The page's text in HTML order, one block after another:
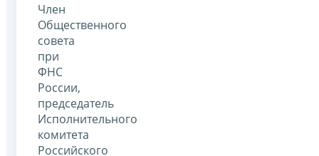
Член
Общественного
совета
при
ФНС
России,
председатель
Исполнительного
комитета
Российского